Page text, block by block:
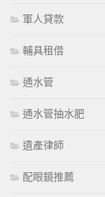
軍人貸款
輔具租借
通水管
通水管抽水肥
遺產律師
配眼鏡推薦